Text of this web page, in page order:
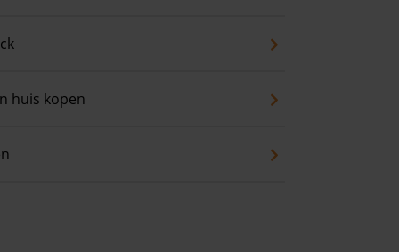
huis kopen